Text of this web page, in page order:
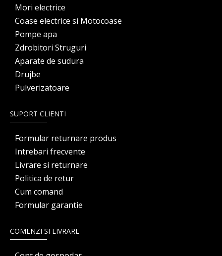
Mori electrice
Coase electrice si Motocoase
Pompe apa
Zdrobitori Struguri
Aparate de sudura
Drujbe
Pulverizatoare
SUPORT CLIENTI
Formular returnare produs
Intrebari frecvente
Livrare si returnare
Politica de retur
Cum comand
Formular garantie
COMENZI SI LIVRARE